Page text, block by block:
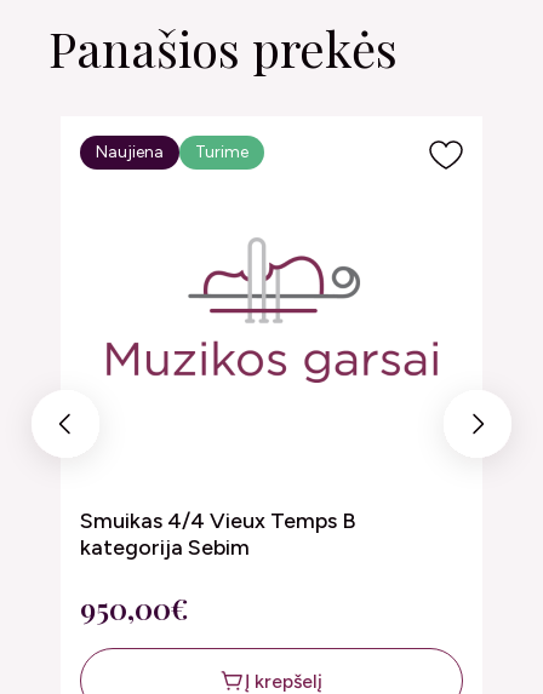
Panašios prekės
Previous
Naujiena Turime
Smuikas 4/4 Vieux Temps B
kategorija Sebim
950,00€
Į krepšelį
Next